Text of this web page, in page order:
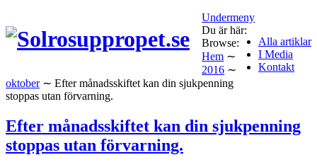
Undermeny
Alla artiklar
I Media
Kontakt
Du är här:
Browse:
Hem ∼
2016 ∼
oktober ∼ Efter månadsskiftet kan din sjukpenning
stoppas utan förvarning.
Efter månadsskiftet kan din sjukpenning
stoppas utan förvarning.